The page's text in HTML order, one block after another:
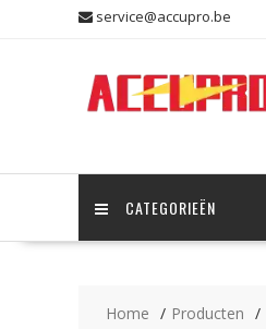
service@accupro.be
CATEGORIEËN
Home Producten